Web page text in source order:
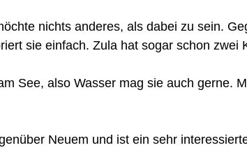
nichts anderes, als dabei zu sein.
sie einfach. Zula hat sogar schon zwei
See, also Wasser mag sie auch gerne.
Neuem und ist ein sehr